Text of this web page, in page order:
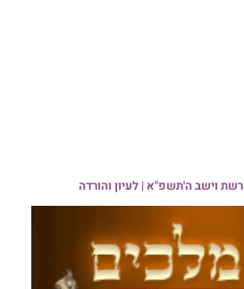
וישב ה'תשפ"א | לעיון והורדה